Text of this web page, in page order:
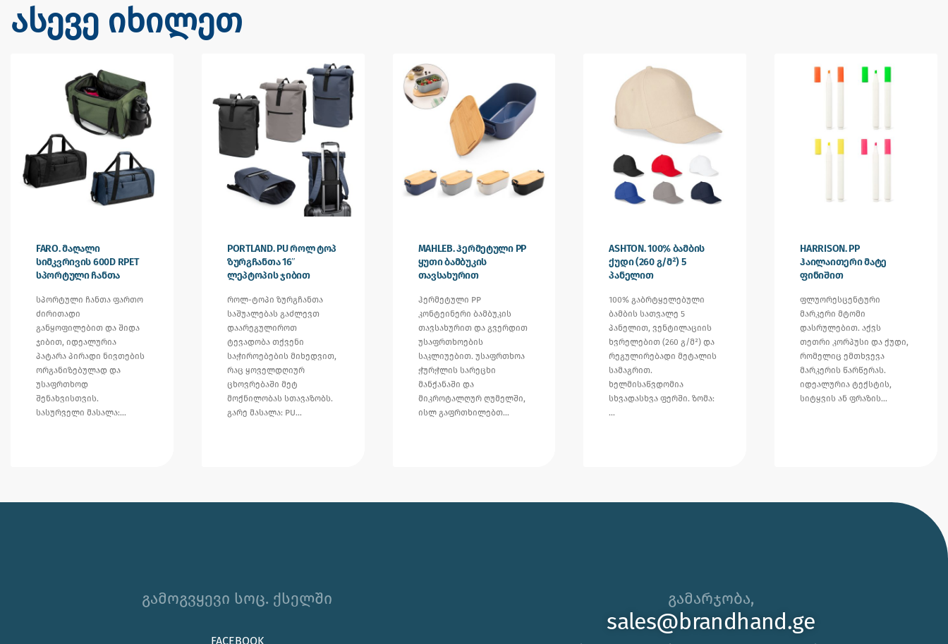
ასევე იხილეთ
FARO. მაღალი
სიმკვრივის 600D RPET
სპორტული ჩანთა
სპორტული ჩანთა ფართო
ძირითადი
განყოფილებით და შიდა
ჯიბით, იდეალურია
პატარა პირადი ნივთების
ორგანიზებულად და
უსაფრთხოდ
შენახვისთვის.
სასურველი მასალა:…
PORTLAND. PU როლ ტოპ
ზურგჩანთა 16″
ლეპტოპის ჯიბით
როლ-ტოპი ზურგჩანთა
საშუალებას გაძლევთ
დაარეგულიროთ
ტევადობა თქვენი
საჭიროებების მიხედვით,
რაც ყოველდღიურ
ცხოვრებაში მეტ
მოქნილობას სთავაზობს.
გარე მასალა: PU…
MAHLEB. ჰერმეტული PP
ყუთი ბამბუკის
თავსახურით
ჰერმეტული PP
კონტეინერი ბამბუკის
თავსახურით და გვერდით
უსაფრთხოების
საკლიუებით. უსაფრთხოა
ჭურჭლის სარეცხი
მანქანაში და
მიკროტალღურ ღუმელში,
ისლ გაფრთხილებთ…
ASHTON. 100% ბამბის
ქუდი (260 გ/მ²) 5
პანელით
100% გაბრტყელებული
ბამბის სათვალე 5
პანელით, ვენტილაციის
ხვრელებით (260 გ/მ²) და
რეგულირებადი მეტალის
სამაგრით.
ხელმისაწვდომია
სხვადასხვა ფერში. ზომა:
…
HARRISON. PP
ჰაილაითერი მატე
ფინიშით
ფლუორესცენტური
მარკერი მტომი
დასრულებით. აქვს
თეთრი კორპუსი და ქუდი,
რომელიც ემთხვევა
მარკერის წარწერას.
იდეალურია ტექსტის,
სიტყვის ან ფრაზის…
გამოგვყევი სოც. ქსელში
FACEBOOK
გამარჯობა,
sales@brandhand.ge
ბრენდირებული პროდუქტის
შერჩევაში დახმარება გჭირდებათ,